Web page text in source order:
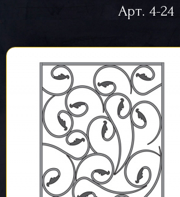
Арт. 4-24